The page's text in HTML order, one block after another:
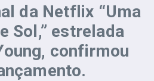
da Netflix “Uma
Sol,” estrelada
confirmou